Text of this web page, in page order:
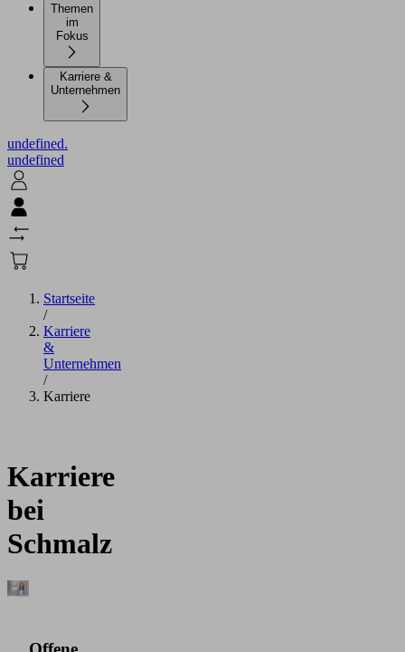
Themen
im
Karriere &
Unternehmen
undefined.
undefined
Startseite
/
Karriere
&
Unternehmen
/
Karriere
Karriere
bei
Schmalz